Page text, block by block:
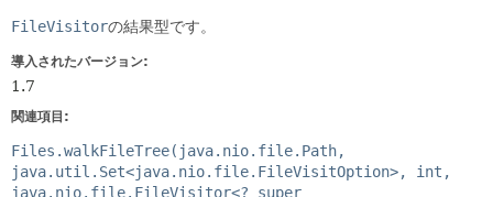
FileVisitorの結果型です。
導入されたバージョン:
1.7
関連項目:
Files.walkFileTree(java.nio.file.Path,
java.util.Set<java.nio.file.FileVisitOption>, int,
java.nio.file.FileVisitor<? super